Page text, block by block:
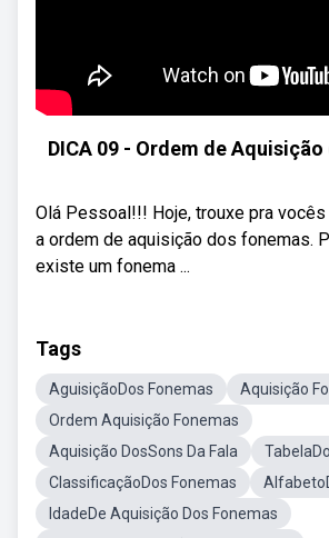
DICA 09 - Ordem de
Olá Pessoal!!! Hoje, trouxe pra
a ordem de aquisição dos fonemas.
existe um fonema ...
Tags
AguisiçãoDos Fonemas
Aquisição
Ordem Aquisição Fonemas
Aquisição DosSons Da Fala
ClassificaçãoDos Fonemas
IdadeDe Aquisição Dos Fonemas